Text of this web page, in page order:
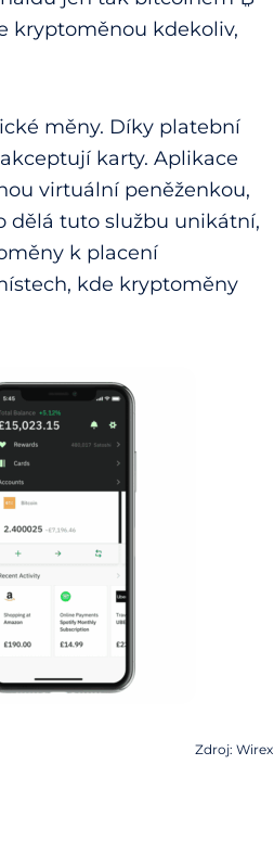
kryptoměnou kdekoliv,
měny. Díky platební
karty. Aplikace
virtuální peněženkou,
dělá tuto službu unikátní,
k placení
kde kryptoměny
Zdroj: Wirex